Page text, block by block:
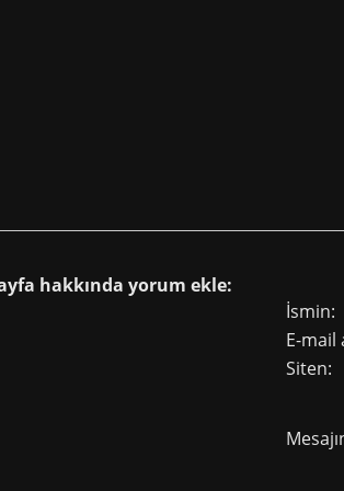
hakkında yorum ekle:
İsmin:
E-mail
Siten: